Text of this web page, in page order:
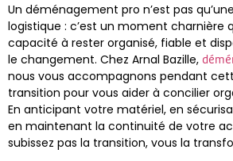
Un déménagement pro n’est pas
logistique : c’est un moment charnière
capacité à rester organisé, fiable et
le changement. Chez Arnal Bazille,
nous vous accompagnons pendant
transition pour vous aider à concilier
En anticipant votre matériel, en
en maintenant la continuité de votre
subissez pas la transition, vous la